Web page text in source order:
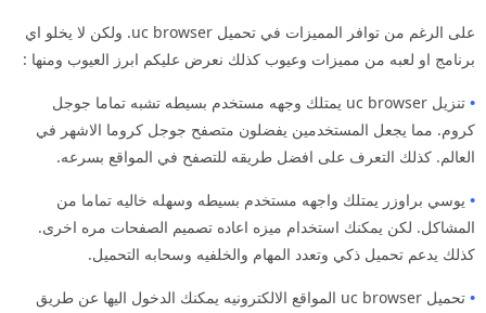
على الرغم من توافر المميزات في تحميل uc browser. ولكن لا يخلو اي
برنامج او لعبه من مميزات وعيوب كذلك نعرض عليكم ابرز العيوب ومنها :
•
تنزيل uc browser يمتلك وجهه مستخدم بسيطه تشبه تماما جوجل
كروم. مما يجعل المستخدمين يفضلون متصفح جوجل كروما الاشهر في
العالم. كذلك التعرف على افضل طريقه للتصفح في المواقع بسرعه.
• يوسي براوزر يمتلك واجهه مستخدم بسيطه وسهله خاليه تماما من
المشاكل. لكن يمكنك استخدام ميزه اعاده تصميم الصفحات مره اخرى.
كذلك يدعم تحميل ذكي وتعدد المهام والخلفيه وسحابه التحميل.
•
تحميل uc browser المواقع الالكترونيه يمكنك الدخول اليها عن طريق